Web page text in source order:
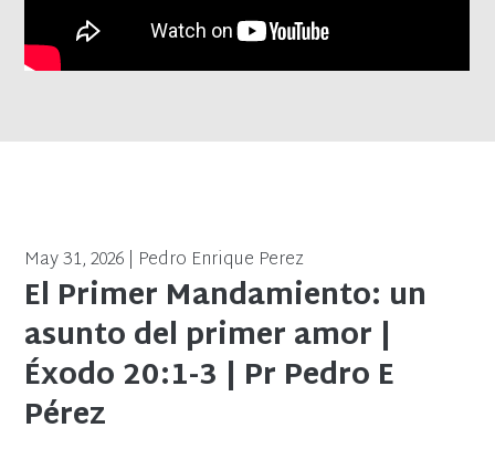
May 31, 2026 | Pedro Enrique Perez
El Primer Mandamiento: un
asunto del primer amor |
Éxodo 20:1-3 | Pr Pedro E
Pérez